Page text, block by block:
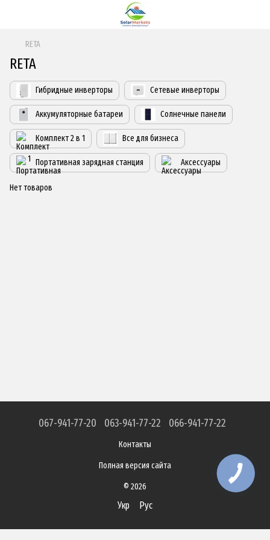
RETA
RETA
Гибридные инверторы Сетевые инверторы
Аккумуляторные батареи Солнечные панели
Комплект 2 в 1 Все для бизнеса
Портативная зарядная станция Аксессуары
Нет товаров
067-941-77-20 063-941-77-22 066-941-77-22
Контакты
Полная версия сайта
© 2026
Укр Рус